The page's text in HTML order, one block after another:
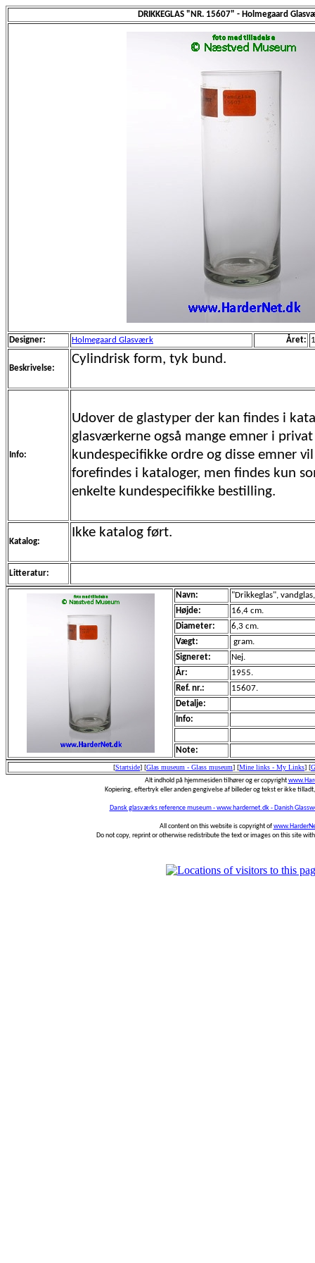
DRIKKEGLAS "NR. 15607" - Holmegaard
Designer: Holmegaard Glasværk Året:
Beskrivelse:
Cylindrisk form, tyk bund.
Info:
Udover de glastyper der kan findes i
glasværkerne også mange emner i
kundespecifikke ordre og disse emner
forefindes i kataloger, men findes kun
enkelte kundespecifikke bestilling.
Katalog:
Ikke katalog ført.
Litteratur:
Navn:
"Drikkeglas",
Højde:
16,4 cm.
Diameter:
6,3 cm.
Vægt:
gram.
Signeret:
Nej.
År:
1955.
Ref. nr.:
15607.
Detalje:
Info:
Note:
[Startside] [Glas museum - Glass museum] [Mine links - My Links] [
Alt indhold på hjemmesiden tilhører og er copyright
Kopiering, eftertryk eller anden gengivelse af billeder og tekst er ikke
Dansk glasværks reference museum - www.hardernet.dk - Danish
All content on this website is copyright of
Do not copy, reprint or otherwise redistribute the text or images on this site